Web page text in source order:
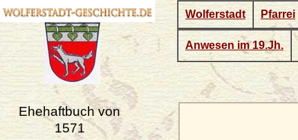
Wolferstadt Pfarrei
Anwesen im 19.Jh.
Ehehaftbuch von
1571